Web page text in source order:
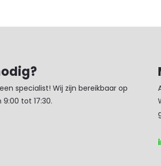
specialist! Wij zijn bereikbaar op
tot 17:30.